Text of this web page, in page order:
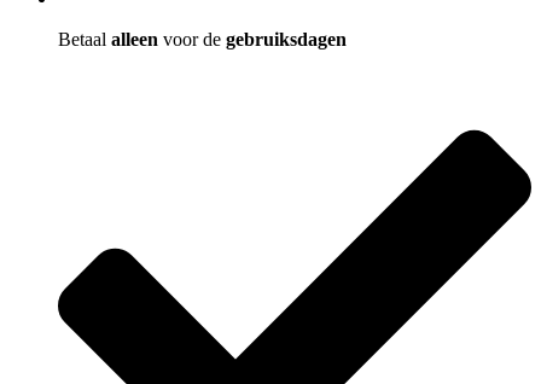
Betaal alleen voor de gebruiksdagen